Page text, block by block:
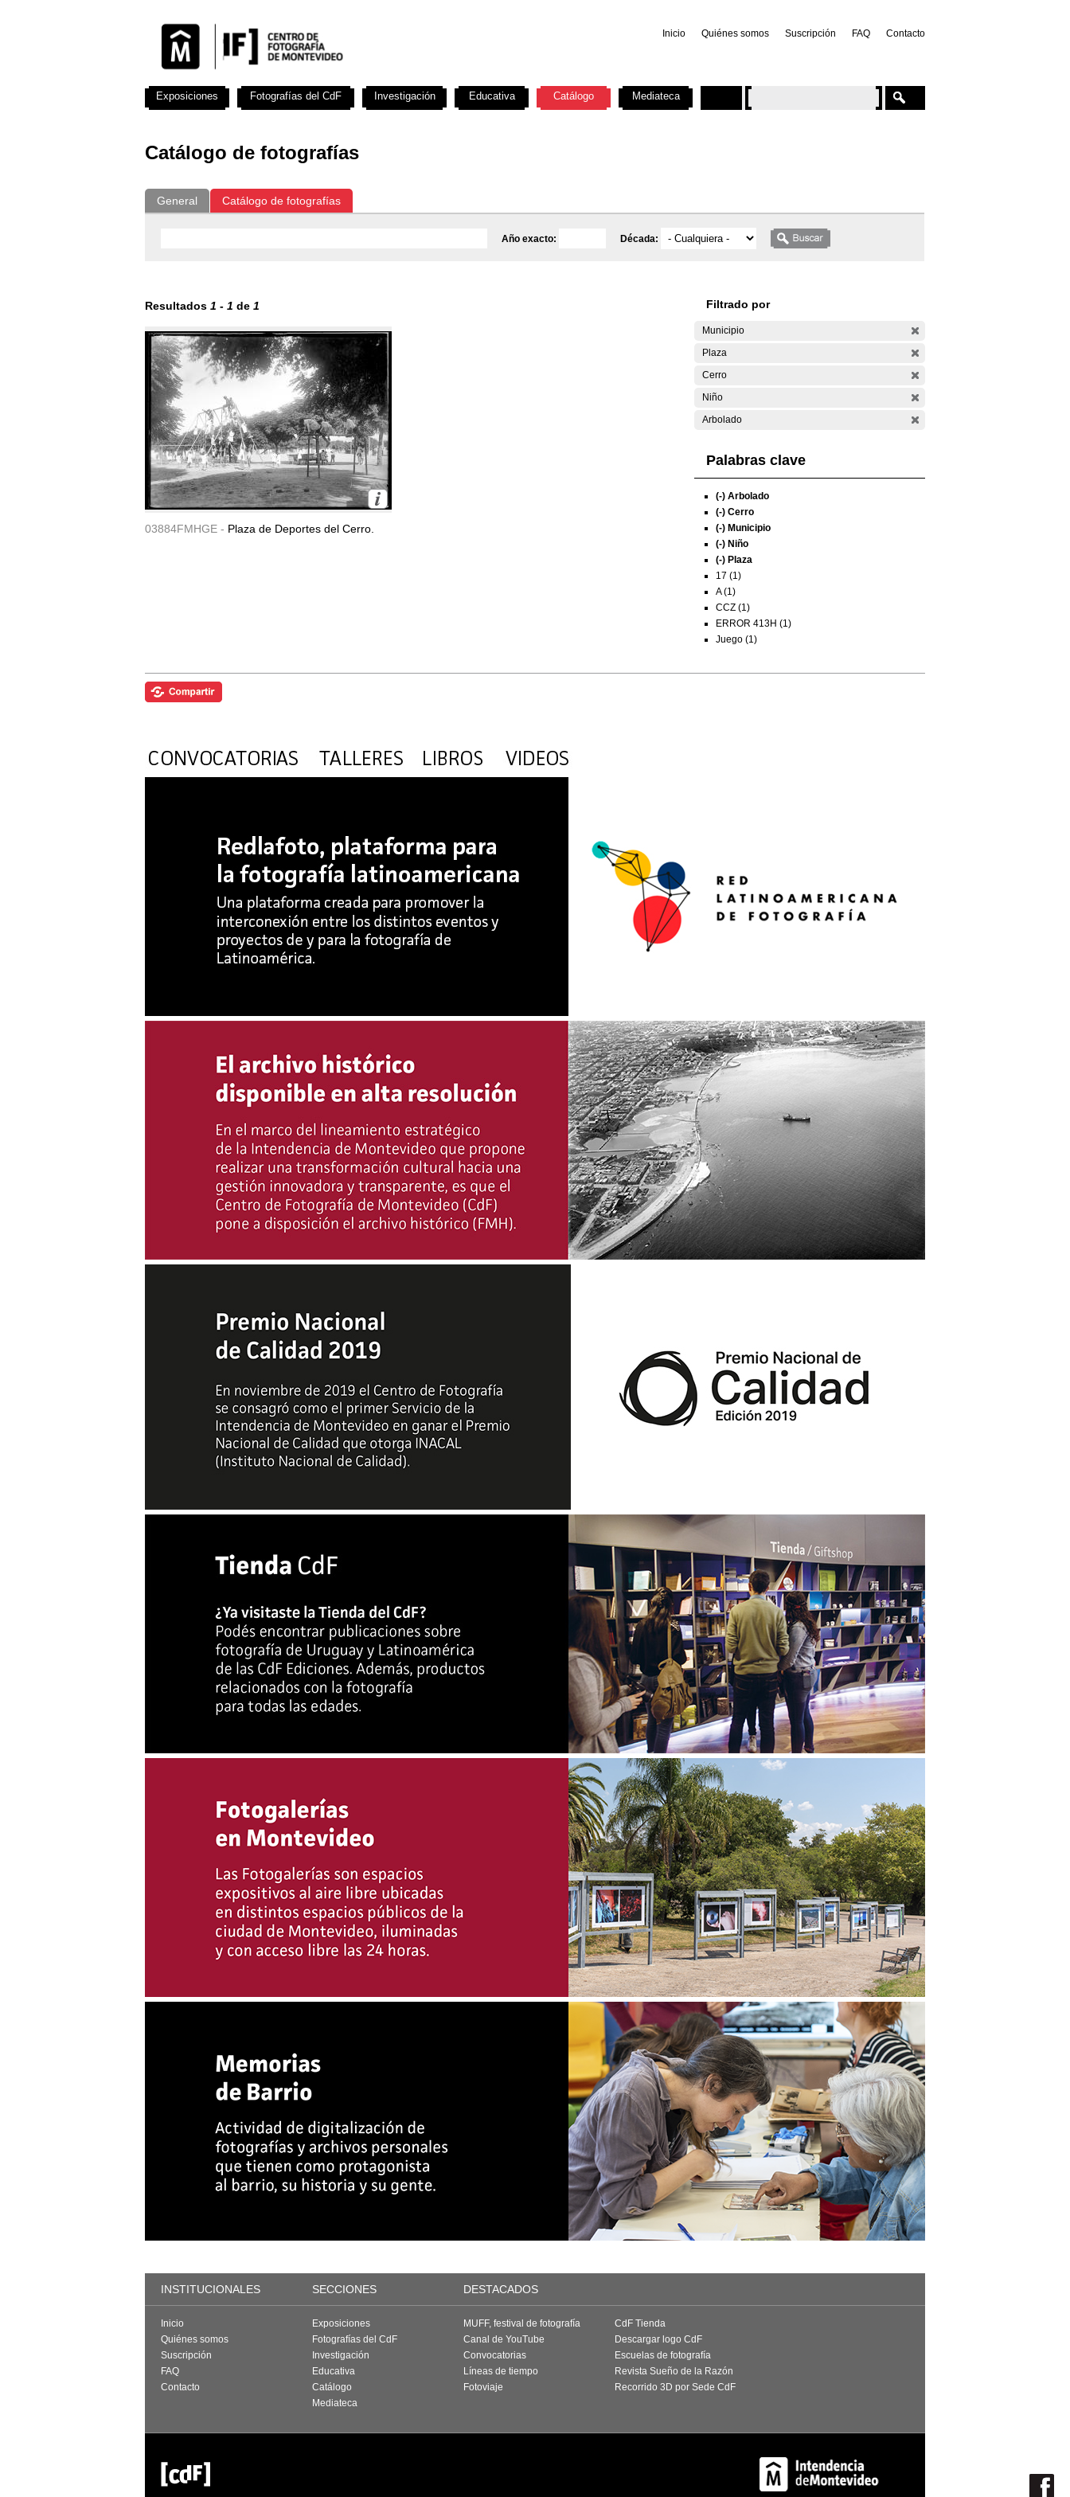
Inicio Quiénes somos Suscripción FAQ Contacto
Catálogo de fotografías
General Catálogo de fotografías
Año exacto: Década:
Resultados 1 - 1 de 1
03884FMHGE - Plaza de Deportes del Cerro.
Filtrado por
Municipio
Plaza
Cerro
Niño
Arbolado
Palabras clave
(-) Arbolado
(-) Cerro
(-) Municipio
(-) Niño
(-) Plaza
17 (1)
A (1)
CCZ (1)
ERROR 413H (1)
Juego (1)
Exposiciones Fotografías del CdF Investigación Educativa Catálogo Mediateca
INSTITUCIONALES SECCIONES DESTACADOS
Inicio
Quiénes somos
Suscripción
FAQ
Contacto
Exposiciones
Fotografías del CdF
Investigación
Educativa
Catálogo
Mediateca
MUFF, festival de fotografía
Canal de YouTube
Convocatorias
Líneas de tiempo
Fotoviaje
CdF Tienda
Descargar logo CdF
Escuelas de fotografía
Revista Sueño de la Razón
Recorrido 3D por Sede CdF